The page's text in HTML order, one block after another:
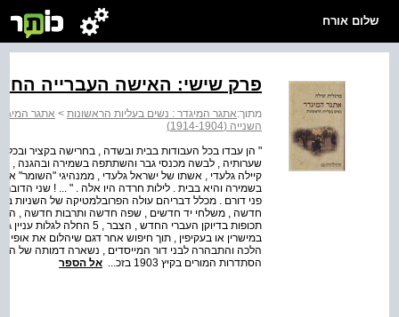
שלום אורח
פרק שישי: האישה העברייה
מתוך:אתגר המיגדר : נשים בעליות הראשונות > אתגר
השנייה (1914-1904)
" הן עבדו בכל העבודות בבית ובשדה , בחרישה בקציר
קיילה גלעדי , אשתו של ישראל גלעדי , ממנהיגי "השומר"
בשמירה והיא בבית . לילות חרדה היו אלה . " ... ! שני
פני דורם . מכלל דבריהם עולה הפרובלמטיקה של
חדשה , משלחי יד חדשים , שפה חדשה ותרבות חדשה ,
תכופות בדיוקן העברי החדש
במישרין או בעקיפין , תוך חיפוש אחר דגם שיהלום את
הלכה והתבהרה לבני דור המייסדים , נשארה דמותה של
הסתדרות המורים בקיץ 1903 בזכ...
אל הספר